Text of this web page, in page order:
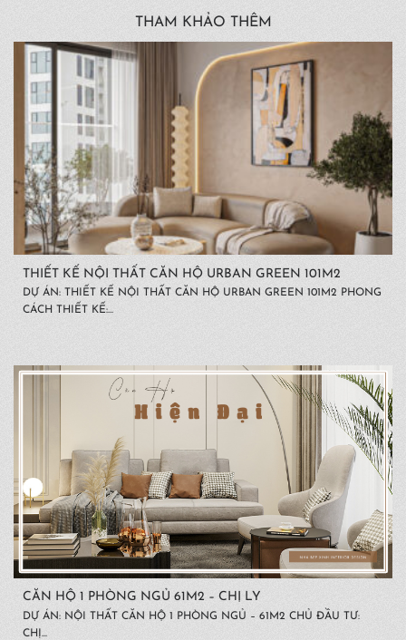
THAM KHẢO THÊM
THIẾT KẾ NỘI THẤT CĂN HỘ URBAN GREEN 101M2
DỰ ÁN: THIẾT KẾ NỘI THẤT CĂN HỘ URBAN GREEN 101M2 PHONG
CÁCH THIẾT KẾ:...
CĂN HỘ 1 PHÒNG NGỦ 61M2 – CHỊ LY
DỰ ÁN: NỘI THẤT CĂN HỘ 1 PHÒNG NGỦ – 61M2 CHỦ ĐẦU TƯ:
CHỊ...